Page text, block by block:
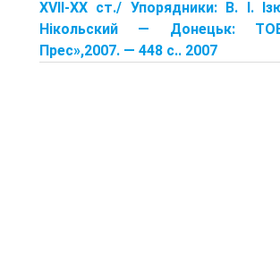
XVII-XX ст./ Упорядники: В. І.
Нікольский — Донецьк:
Прес»,2007. — 448 с.. 2007